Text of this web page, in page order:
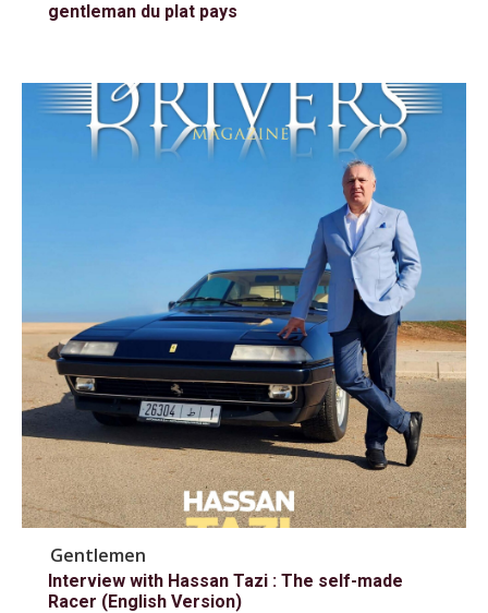
gentleman du plat pays
Gentlemen
Interview with Hassan Tazi : The self-made
Racer (English Version)